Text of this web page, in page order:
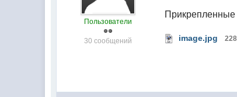
Пользователи
30 сообщений image.jpg